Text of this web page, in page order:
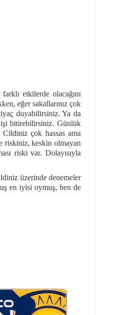
etkilerde olacağını
eğer sakallarınız çok
duyabilirsiniz. Ya da
işi bitirebilirsiniz. Günlük
çok hassas ama
riskiniz, keskin olmayan
riski var. Dolayısıyla
üzerinde denemeler
en iyisi oymuş, ben de